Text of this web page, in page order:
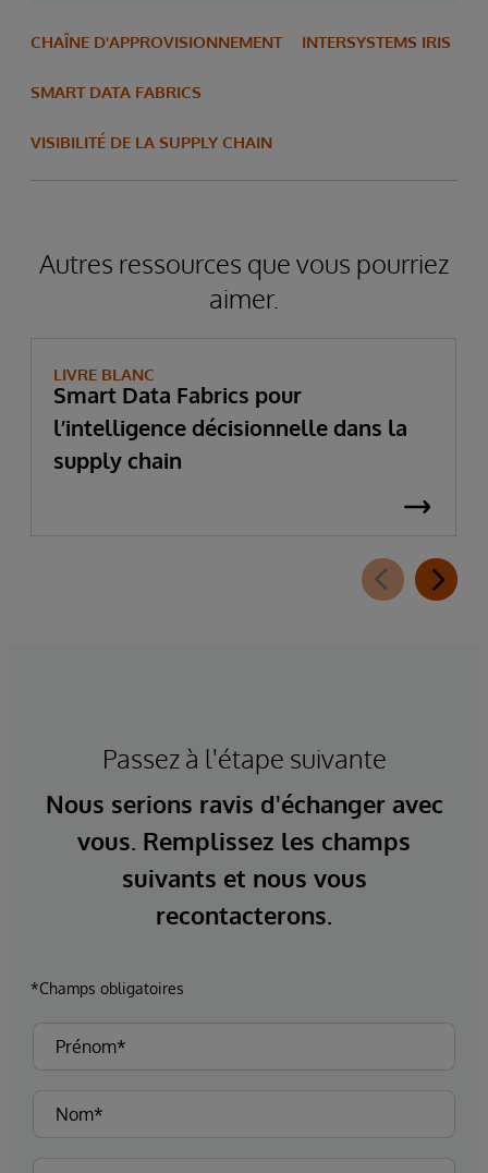
CHAÎNE D'APPROVISIONNEMENT INTERSYSTEMS IRIS
SMART DATA FABRICS
VISIBILITÉ DE LA SUPPLY CHAIN
Autres ressources que vous pourriez
aimer.
LIVRE BLANC
Smart Data Fabrics pour
l’intelligence décisionnelle dans la
supply chain
Passez à l'étape suivante
Nous serions ravis d'échanger avec
vous. Remplissez les champs
suivants et nous vous
recontacterons.
*Champs obligatoires